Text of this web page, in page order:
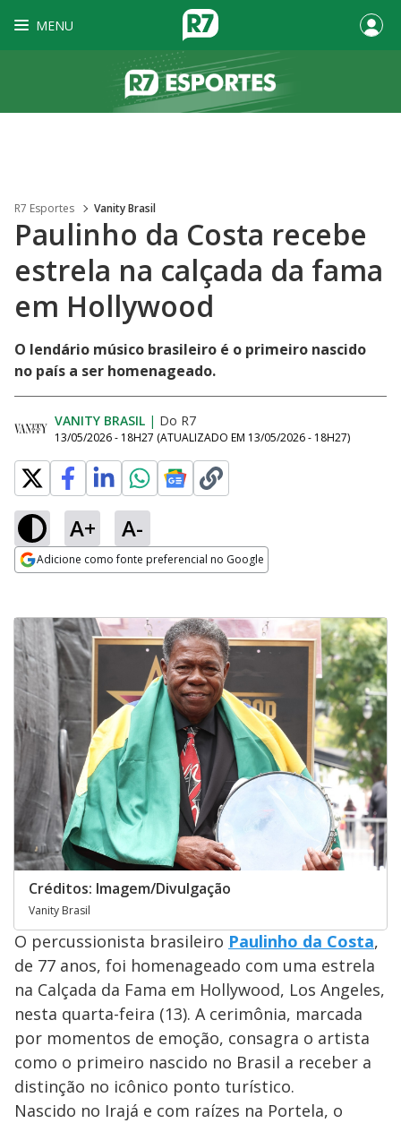
MENU
R7 Esportes Vanity Brasil
Paulinho da Costa recebe
estrela na calçada da fama
em Hollywood
O lendário músico brasileiro é o primeiro nascido
no país a ser homenageado.
VANITY BRASIL | Do R7
13/05/2026 - 18H27 (ATUALIZADO EM 13/05/2026 - 18H27)
A+ A-
Adicione como fonte preferencial no Google
Créditos: Imagem/Divulgação
Vanity Brasil
O percussionista brasileiro Paulinho da Costa,
de 77 anos, foi homenageado com uma estrela
na Calçada da Fama em Hollywood, Los Angeles,
nesta quarta-feira (13). A cerimônia, marcada
por momentos de emoção, consagra o artista
como o primeiro nascido no Brasil a receber a
distinção no icônico ponto turístico.
Nascido no Irajá e com raízes na Portela, o